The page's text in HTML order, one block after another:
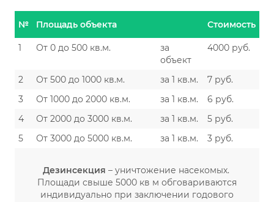
№ Площадь объекта Стоимость
1 От 0 до 500 кв.м.
за
объект
4000 руб.
2 От 500 до 1000 кв.м. за 1 кв.м.
7 руб.
3
От 1000 до 2000 кв.м. за 1 кв.м.
6 руб.
4
От 2000 до 3000 кв.м. за 1 кв.м.
5 руб.
5
От 3000 до 5000 кв.м. за 1 кв.м. 3 руб.
Дезинсекция – уничтожение насекомых.
Площади свыше 5000 кв м обговариваются
индивидуально при заключении годового